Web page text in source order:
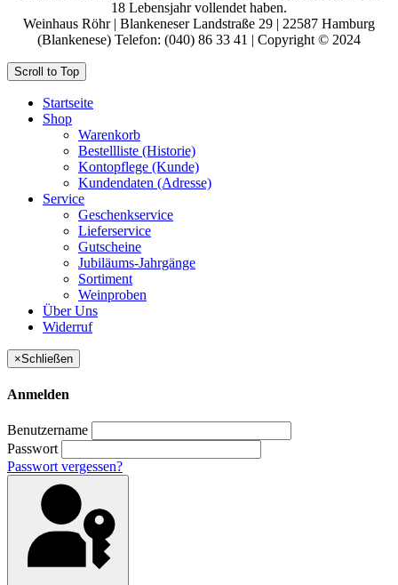
18 Lebensjahr vollendet haben.
Weinhaus Röhr | Blankeneser Landstraße 29 | 22587 Hamburg
(Blankenese) Telefon: (040) 86 33 41 | Copyright © 2024
Scroll to Top
Startseite
Shop
Warenkorb
Bestellliste (Historie)
Kontopflege (Kunde)
Kundendaten (Adresse)
Service
Geschenkservice
Lieferservice
Gutscheine
Jubiläums-Jahrgänge
Sortiment
Weinproben
Über Uns
Widerruf
×Schließen
Anmelden
Benutzername
Passwort
Passwort vergessen?